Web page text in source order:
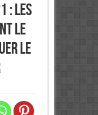
: Les
le
le